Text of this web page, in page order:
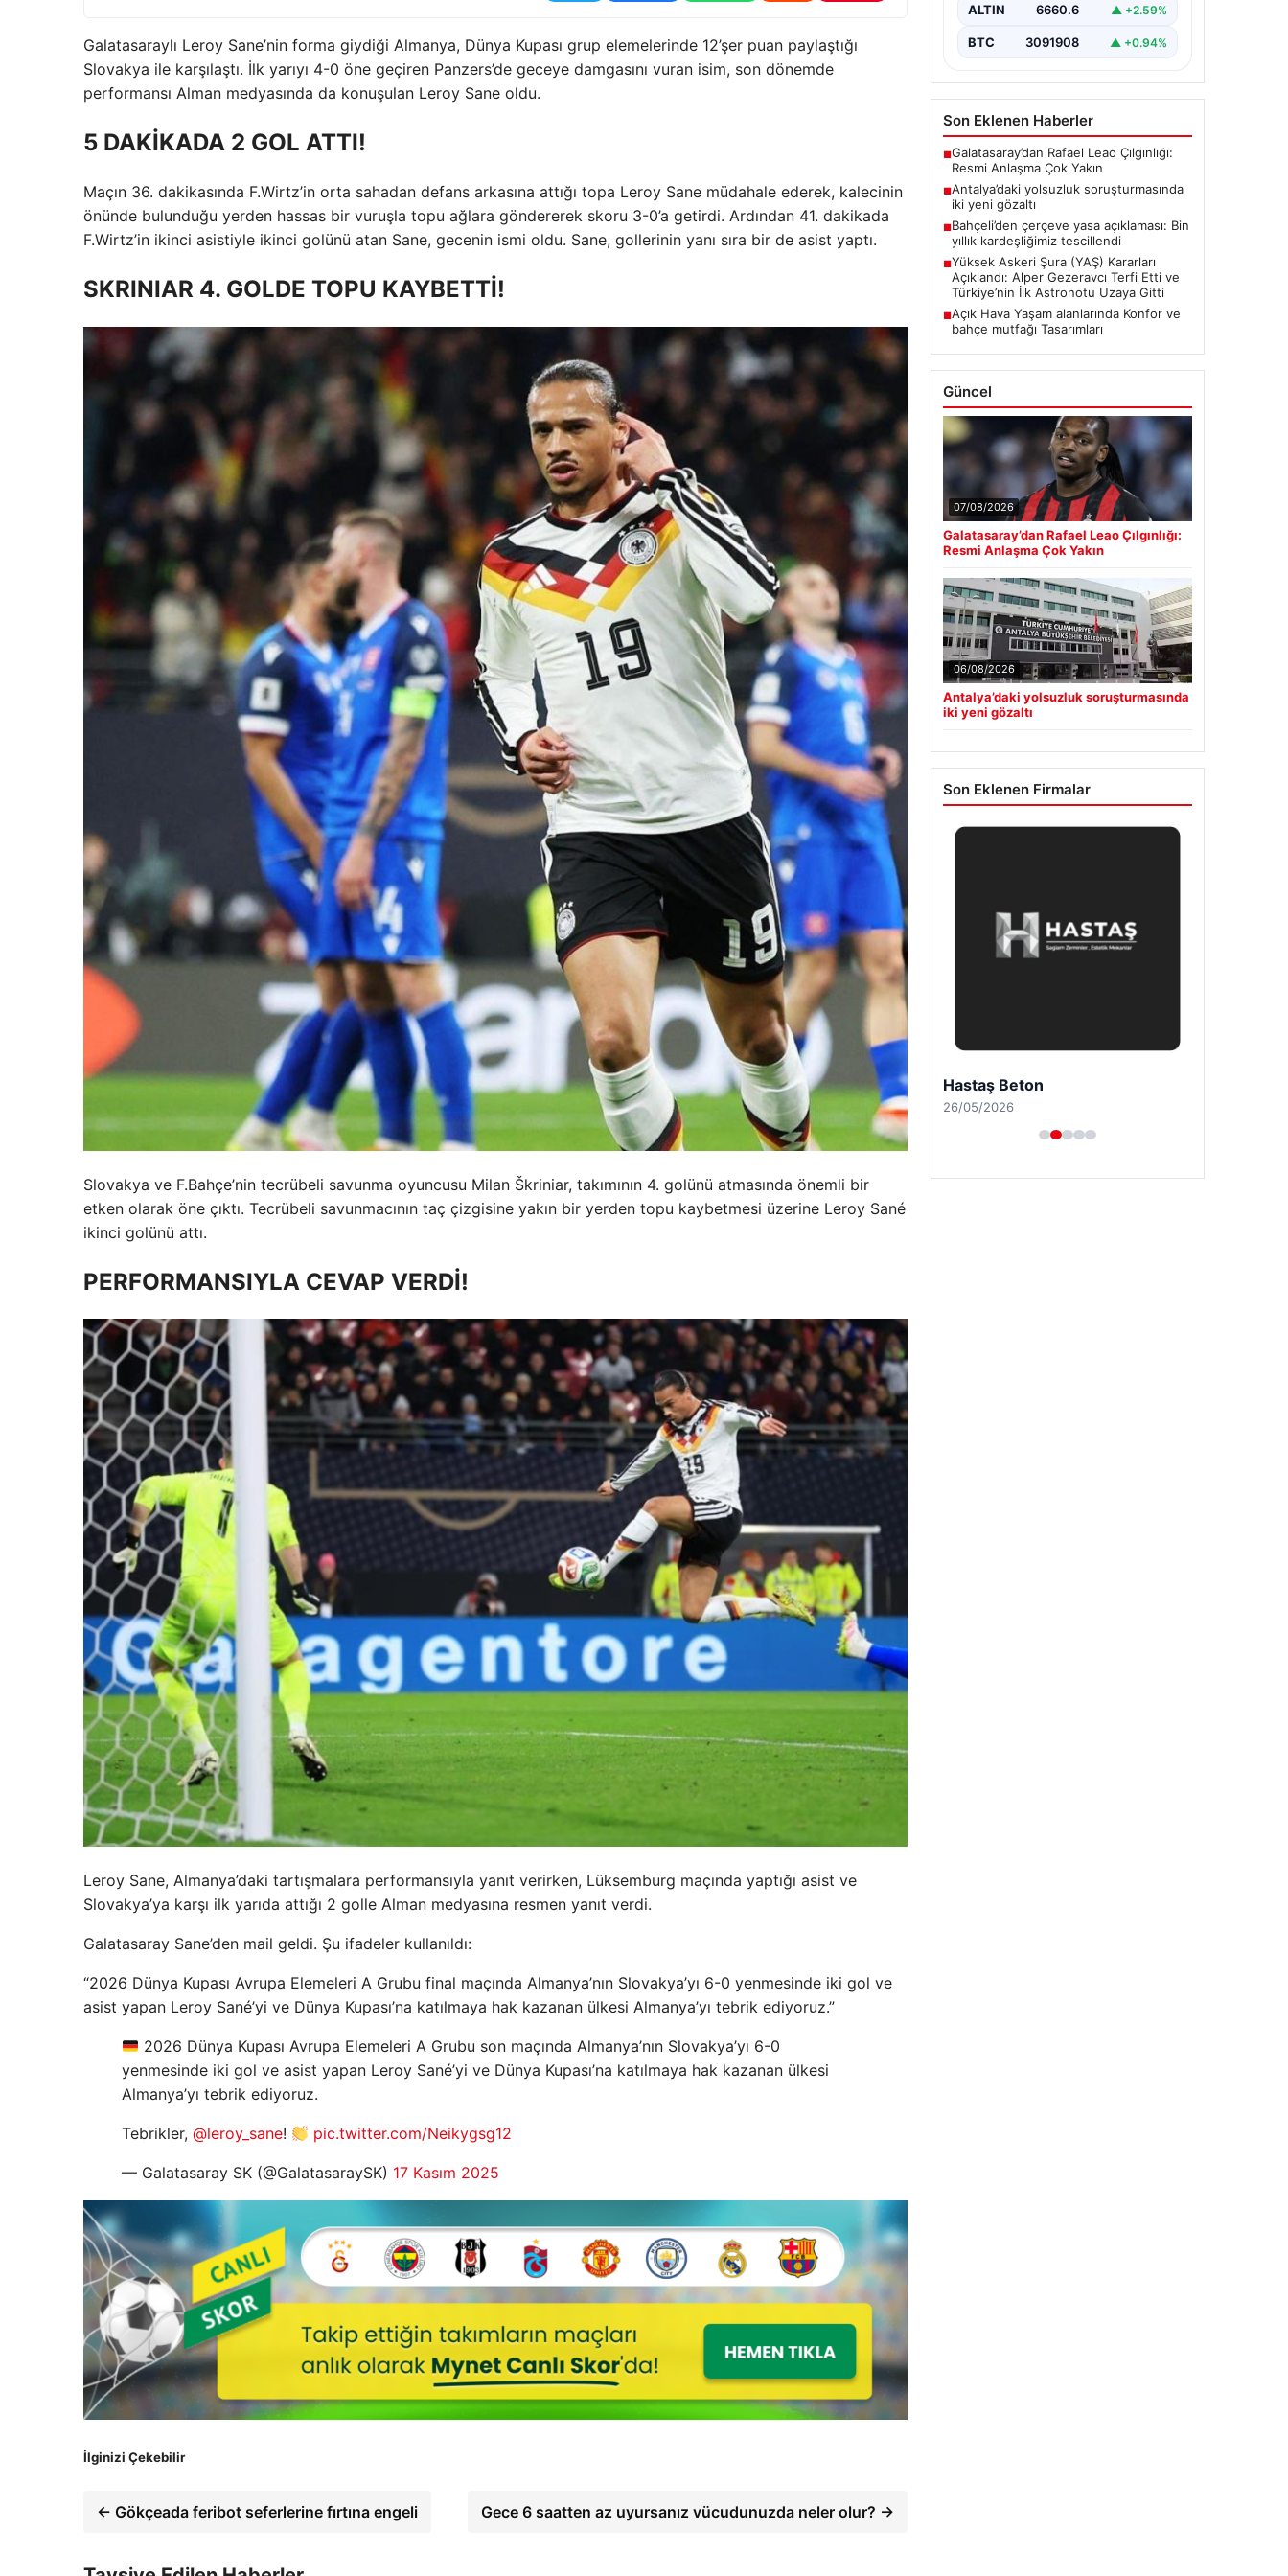
Galatasaraylı Leroy Sane’nin forma giydiği Almanya, Dünya Kupası grup elemelerinde 12’şer puan paylaştığı
Slovakya ile karşılaştı. İlk yarıyı 4-0 öne geçiren Panzers’de geceye damgasını vuran isim, son dönemde
performansı Alman medyasında da konuşulan Leroy Sane oldu.
5 DAKİKADA 2 GOL ATTI!
Maçın 36. dakikasında F.Wirtz’in orta sahadan defans arkasına attığı topa Leroy Sane müdahale ederek, kalecinin
önünde bulunduğu yerden hassas bir vuruşla topu ağlara göndererek skoru 3-0’a getirdi. Ardından 41. dakikada
F.Wirtz’in ikinci asistiyle ikinci golünü atan Sane, gecenin ismi oldu. Sane, gollerinin yanı sıra bir de asist yaptı.
SKRINIAR 4. GOLDE TOPU KAYBETTİ!
Slovakya ve F.Bahçe’nin tecrübeli savunma oyuncusu Milan Škriniar, takımının 4. golünü atmasında önemli bir
etken olarak öne çıktı. Tecrübeli savunmacının taç çizgisine yakın bir yerden topu kaybetmesi üzerine Leroy Sané
ikinci golünü attı.
PERFORMANSIYLA CEVAP VERDİ!
Leroy Sane, Almanya’daki tartışmalara performansıyla yanıt verirken, Lüksemburg maçında yaptığı asist ve
Slovakya’ya karşı ilk yarıda attığı 2 golle Alman medyasına resmen yanıt verdi.
Galatasaray Sane’den mail geldi. Şu ifadeler kullanıldı:
“2026 Dünya Kupası Avrupa Elemeleri A Grubu final maçında Almanya’nın Slovakya’yı 6-0 yenmesinde iki gol ve
asist yapan Leroy Sané’yi ve Dünya Kupası’na katılmaya hak kazanan ülkesi Almanya’yı tebrik ediyoruz.”
2026 Dünya Kupası Avrupa Elemeleri A Grubu son maçında Almanya’nın Slovakya’yı 6-0
yenmesinde iki gol ve asist yapan Leroy Sané’yi ve Dünya Kupası’na katılmaya hak kazanan ülkesi
Almanya’yı tebrik ediyoruz.
Tebrikler, @leroy_sane! pic.twitter.com/Neikygsg12
— Galatasaray SK (@GalatasaraySK) 17 Kasım 2025
İlginizi Çekebilir
← Gökçeada feribot seferlerine fırtına engeli Gece 6 saatten az uyursanız vücudunuzda neler olur? →
Milliyetçi Hareket…
ALTIN 6660.6 ▲ +2.59%
BTC 3091908 ▲ +0.94%
Son Eklenen Haberler
■Galatasaray’dan Rafael Leao Çılgınlığı:
Resmi Anlaşma Çok Yakın
■Antalya’daki yolsuzluk soruşturmasında
iki yeni gözaltı
■Bahçeli’den çerçeve yasa açıklaması: Bin
yıllık kardeşliğimiz tescillendi
■Yüksek Askeri Şura (YAŞ) Kararları
Açıklandı: Alper Gezeravcı Terfi Etti ve
Türkiye’nin İlk Astronotu Uzaya Gitti
■Açık Hava Yaşam alanlarında Konfor ve
bahçe mutfağı Tasarımları
Güncel
07/08/2026
Galatasaray’dan Rafael Leao Çılgınlığı:
Resmi Anlaşma Çok Yakın
06/08/2026
Antalya’daki yolsuzluk soruşturmasında
iki yeni gözaltı
Son Eklenen Firmalar
Bulkoon Toptan Ayakkabı
03/05/2026